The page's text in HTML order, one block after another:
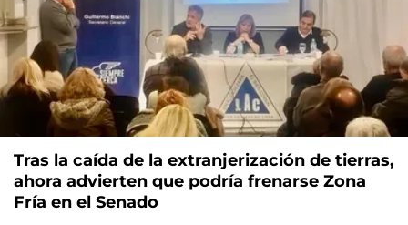
Tras la caída de la extranjerización de tierras,
ahora advierten que podría frenarse Zona
Fría en el Senado